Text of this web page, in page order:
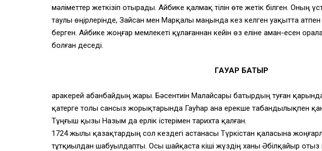
мәліметтер жеткізіп отырады. Айбике қалмақ тілін өте жетік білген. Оның
таулы өңірлерінде, Зайсан мен Марқалы маңында кез келген уақытта
берген. Айбике жоңғар мемлекеті құлағаннан кейін өз еліне аман-есен
болған деседі.
ГАУҺАР БАТЫР
Қаракерей Қабанбайдың жары. Бәсентиін Малайсары батырдың туған
қатерге толы сансыз жорықтарында Гауһар ана ерекше табандылықпен
Тұңғыш қызы Назым да ерлік істерімен тарихта қалған.
1724 жылы қазақтардың сол кездегі астанасы Түркістан қаласына
тұтқиылдан шабуылдапты. Осы шайқаста кіші жүздің ханы Әбілқайыр